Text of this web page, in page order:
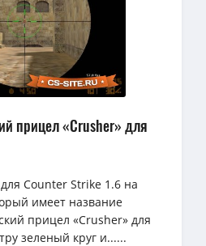
прицел «Crusher» для
Counter Strike 1.6 на
имеет название
прицел «Crusher» для
зеленый круг и......